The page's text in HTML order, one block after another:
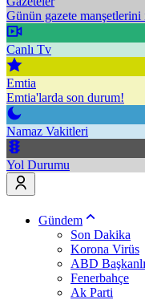
Günün gazete
Canlı Tv
Emtia
Emtia'larda son durum!
Namaz Vakitleri
Yol Durumu
Gündem
Son Dakika
Korona Virüs
ABD
Fenerbahçe
Ak Parti